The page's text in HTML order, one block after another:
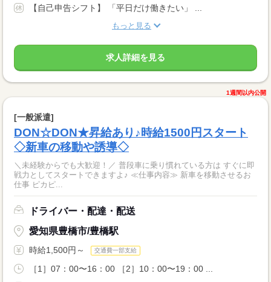
【自己申告シフト】 「平日だけ働きたい」 ...
もっと見る
求人詳細を見る
1週間以内公開
[一般派遣]
DON☆DON★昇給あり♪時給1500円スタート
◇新車の移動や誘導◇
＼未経験からでも大歓迎！／ 普段車に乗り慣れている方は すぐに即
戦力としてスタートできますよ♪ ≪仕事内容≫ 新車を移動させるお
仕事 ピカピ...
ドライバー・配達・配送
愛知県豊橋市/豊橋駅
時給1,500円～ 交通費一部支給
［1］07：00〜16：00 ［2］10：00〜19：00 ...